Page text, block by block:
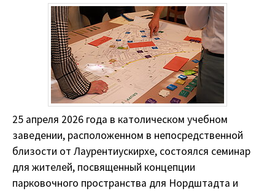
25 апреля 2026 года в католическом учебном
заведении, расположенном в непосредственной
близости от Лаурентиускирхе, состоялся семинар
для жителей, посвященный концепции
парковочного пространства для Нордштадта и